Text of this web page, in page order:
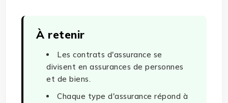
À retenir
Les contrats d'assurance se
divisent en assurances de personnes
et de biens.
Chaque type d'assurance répond à